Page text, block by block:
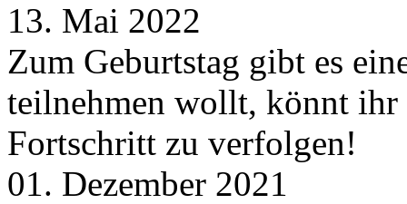
13. Mai 2022
Zum Geburtstag gibt es
teilnehmen wollt, könnt
Fortschritt zu verfolgen!
01. Dezember 2021